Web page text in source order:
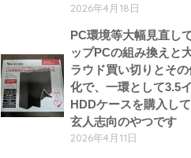
2026年4月18日
PC環境等大幅見直し
ップPCの組み換えと
ラウド買い切りとそ
化で、一環として3.5
HDDケースを購入して
玄人志向のやつです
2026年4月11日